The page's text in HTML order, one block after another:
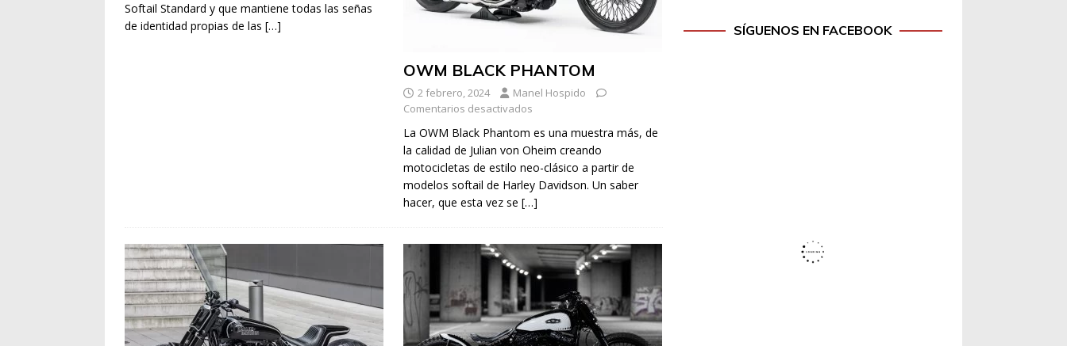
Softail Standard y que mantiene todas las señas
de identidad propias de las […]
OWM BLACK PHANTOM
2 febrero, 2024
Manel Hospido
Comentarios desactivados
La OWM Black Phantom es una muestra más, de
la calidad de Julian von Oheim creando
motocicletas de estilo neo-clásico a partir de
modelos softail de Harley Davidson. Un saber
hacer, que esta vez se […]
SÍGUENOS EN FACEBOOK